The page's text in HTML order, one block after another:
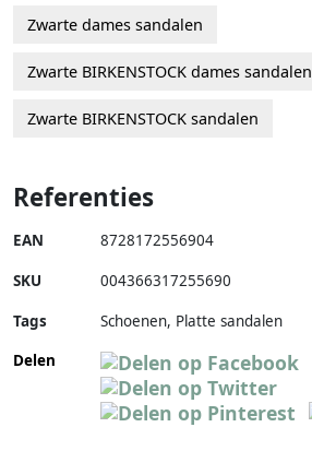
Zwarte dames sandalen
Zwarte BIRKENSTOCK dames sandalen
Zwarte BIRKENSTOCK sandalen
Referenties
EAN 8728172556904
SKU 004366317255690
Tags
Schoenen, Platte sandalen
Delen